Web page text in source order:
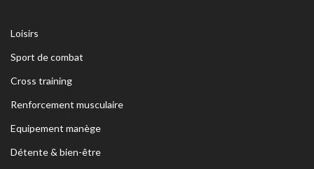
Loisirs
Sport de combat
Cross training
Renforcement musculaire
Equipement manège
Détente & bien-être